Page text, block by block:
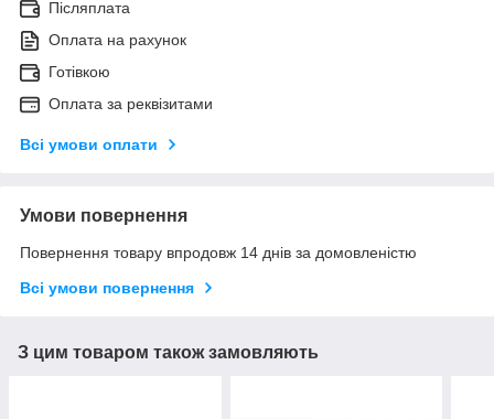
Післяплата
Оплата на рахунок
Готівкою
Оплата за реквізитами
Всі умови оплати
Умови повернення
Повернення товару впродовж 14 днів за домовленістю
Всі умови повернення
З цим товаром також замовляють